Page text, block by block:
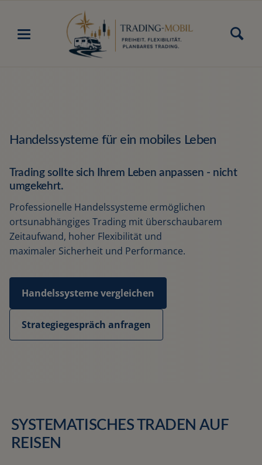
Handelssysteme für ein mobiles Leben
Trading sollte sich Ihrem Leben anpassen - nicht
umgekehrt.
Professionelle Handelssysteme ermöglichen
ortsunabhängiges Trading mit überschaubarem
Zeitaufwand, hoher Flexibilität und
maximaler Sicherheit und Performance.
Handelssysteme vergleichen
Strategiegespräch anfragen
SYSTEMATISCHES TRADEN AUF
REISEN